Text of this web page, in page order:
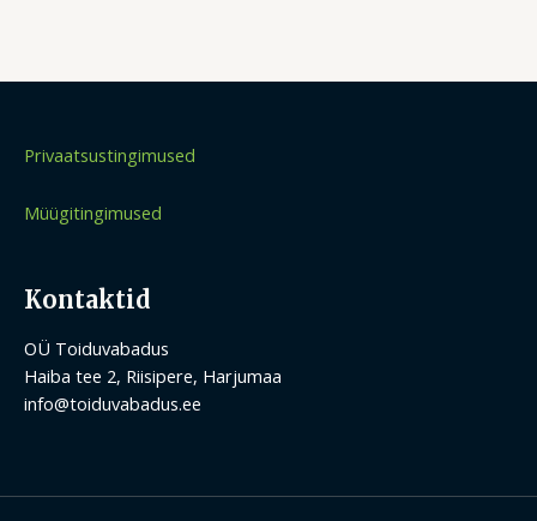
Privaatsustingimused
Müügitingimused
Kontaktid
OÜ Toiduvabadus
Haiba tee 2, Riisipere, Harjumaa
info@toiduvabadus.ee